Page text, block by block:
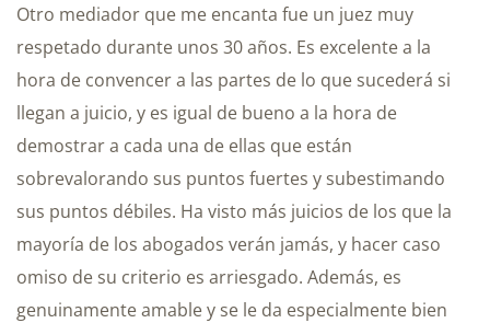
Otro mediador que me encanta fue un juez muy
respetado durante unos 30 años. Es excelente a la
hora de convencer a las partes de lo que sucederá si
llegan a juicio, y es igual de bueno a la hora de
demostrar a cada una de ellas que están
sobrevalorando sus puntos fuertes y subestimando
sus puntos débiles. Ha visto más juicios de los que la
mayoría de los abogados verán jamás, y hacer caso
omiso de su criterio es arriesgado. Además, es
genuinamente amable y se le da especialmente bien